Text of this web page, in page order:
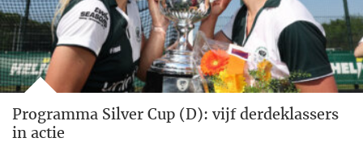
Programma Silver Cup (D): vijf derdeklassers
in actie